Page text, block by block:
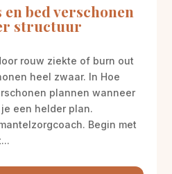
bed verschonen
structuur
rouw ziekte of burn out
heel zwaar. In Hoe
plannen wanneer
een helder plan.
Begin met